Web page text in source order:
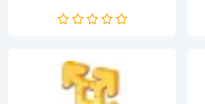
Windows. Dzięki...